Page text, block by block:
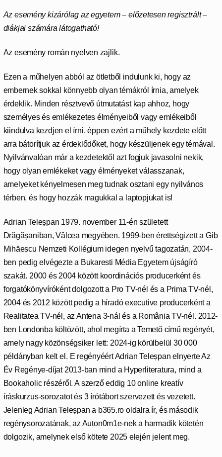
Az esemény kizárólag az egyetem – előzetesen regisztrált –
diákjai számára látogatható!
Az esemény román nyelven zajlik.
Ezen a műhelyen abból az ötletből indulunk ki, hogy az
embernek sokkal könnyebb olyan témákról írnia, amelyek
érdeklik. Minden résztvevő útmutatást kap ahhoz, hogy
személyes és emlékezetes élményeiből vagy emlékeiből
kiindulva kezdjen el írni, éppen ezért a műhely kezdete előtt
arra bátorítjuk az érdeklődőket, hogy készüljenek egy témával.
Nyilvánvalóan már a kezdetektől azt fogjuk javasolni nekik,
hogy olyan emlékeket vagy élményeket válasszanak,
amelyeket kényelmesen meg tudnak osztani egy nyilvános
térben, és hogy hozzák magukkal a laptopjukat is!
Adrian Teleșpan 1979. november 11-én született
Drăgășaniban, Vâlcea megyében. 1999-ben érettségizett a Gib
Mihăescu Nemzeti Kollégium idegen nyelvű tagozatán, 2004-
ben pedig elvégezte a Bukaresti Média Egyetem újságíró
szakát. 2000 és 2004 között koordinációs producerként és
forgatókönyvíróként dolgozott a Pro TV-nél és a Prima TV-nél,
2004 és 2012 között pedig a híradó executive producerként a
Realitatea TV-nél, az Antena 3-nál és a România TV-nél. 2012-
ben Londonba költözött, ahol megírta a Temető című regényét,
amely nagy közönségsiker lett: 2024-ig körülbelül 30 000
példányban kelt el. E regényéért Adrian Teleșpan elnyerte Az
Év Regénye-díjat 2013-ban mind a Hyperliteratura, mind a
Bookaholic részéről. A szerző eddig 10 online kreatív
íráskurzus-sorozatot és 3 írótábort szervezett és vezetett.
Jelenleg Adrian Teleșpan a b365.ro oldalra ír, és második
regénysorozatának, az Auton0m1e-nek a harmadik kötetén
dolgozik, amelynek első kötete 2025 elején jelent meg.